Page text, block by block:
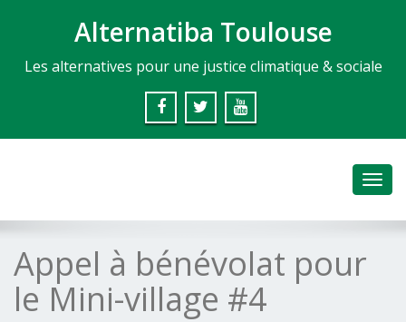
Alternatiba Toulouse
Les alternatives pour une justice climatique & sociale
Appel à bénévolat pour
le Mini-village #4